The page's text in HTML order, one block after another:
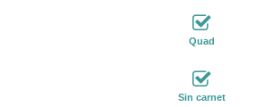
Quad
Sin carnet